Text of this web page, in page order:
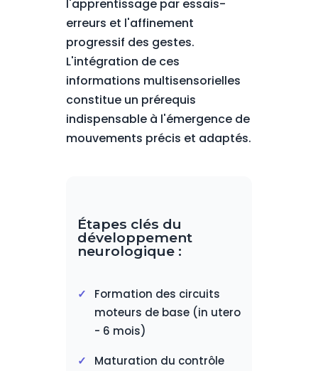
l'apprentissage par essais-
erreurs et l'affinement
progressif des gestes.
L'intégration de ces
informations multisensorielles
constitue un prérequis
indispensable à l'émergence de
mouvements précis et adaptés.
Étapes clés du
développement
neurologique :
Formation des circuits
moteurs de base (in utero
- 6 mois)
Maturation du contrôle